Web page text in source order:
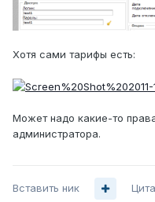
Хотя сами тарифы есть:
Может надо какие-то
администратора.
Вставить ник